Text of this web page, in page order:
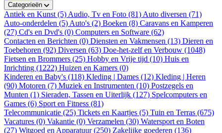
Categorieën
Antiek en Kunst (5) Audio, Tv en Foto (81) Auto diversen (71)
Auto-onderdelen (5) Auto's (2) Boeken (8) Caravans en Kamperen
(27) Cd's en Dvd's (0) Computers en Software (62)
Contacten en Berichten (0) Diensten en Vakmensen (13) Dieren en
Toebehoren (92) Diversen (63) Doe-het-zelf en Verbouw (1048)
Fietsen en Brommers (25) Hobby en Vrije tijd (10) Huis en
Inrichting (1222) Huizen en Kamers (0)
Kinderen en Baby's (118) Kleding | Dames (12) Kleding | Heren
(90) Motoren (7) Muziek en Instrumenten (10) Postzegels en
Munten (1) Sieraden, Tassen en Uiterlijk (127) Spelcomputers en
Games (6) Sport en Fitness (81)
Telecommunicatie (25) Tickets en Kaartjes (5) Tuin en Terras (675)
Vacatures (0) Vakantie (0) Verzamelen (30) Watersport en Boten
(27) Witgoed en Apparatuur (250) Zakelijke goederen (136)